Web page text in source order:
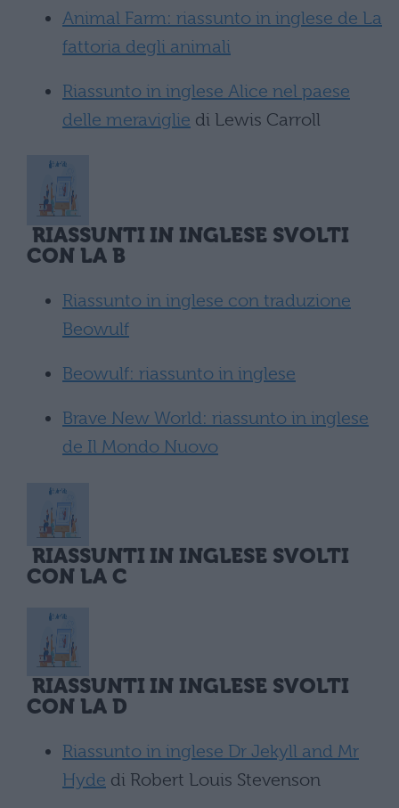
Animal Farm: riassunto in inglese de La
fattoria degli animali
Riassunto in inglese Alice nel paese
delle meraviglie di Lewis Carroll
RIASSUNTI IN INGLESE SVOLTI
CON LA B
Riassunto in inglese con traduzione
Beowulf
Beowulf: riassunto in inglese
Brave New World: riassunto in inglese
de Il Mondo Nuovo
RIASSUNTI IN INGLESE SVOLTI
CON LA C
RIASSUNTI IN INGLESE SVOLTI
CON LA D
Riassunto in inglese Dr Jekyll and Mr
Hyde di Robert Louis Stevenson